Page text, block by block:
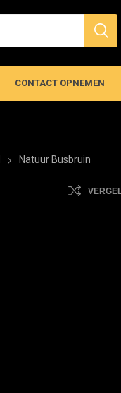
CONTACT OPNEMEN
Natuur Busbruin